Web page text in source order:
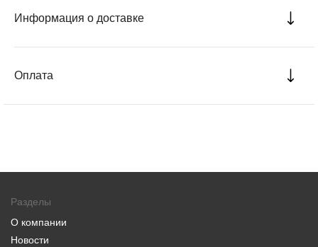
Информация о доставке
Оплата
Разделы
О компании
Новости